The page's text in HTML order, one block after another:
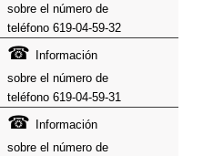
sobre el número de
teléfono 619-04-59-32
☎ Información
sobre el número de
teléfono 619-04-59-31
☎ Información
sobre el número de